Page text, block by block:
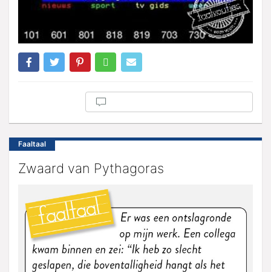
Faaltaal
Zwaard van Pythagoras